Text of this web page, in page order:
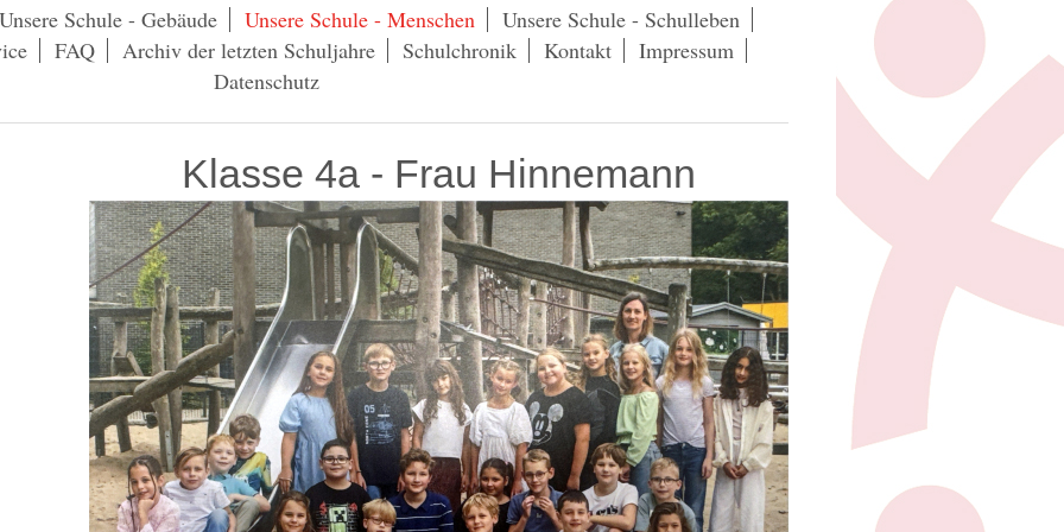
Unsere Schule - Gebäude Unsere Schule - Menschen
Unsere Schule - Schulleben
FAQ Archiv der letzten Schuljahre Schulchronik Kontakt
Impressum
Datenschutz
Klasse 4a - Frau Hinnemann